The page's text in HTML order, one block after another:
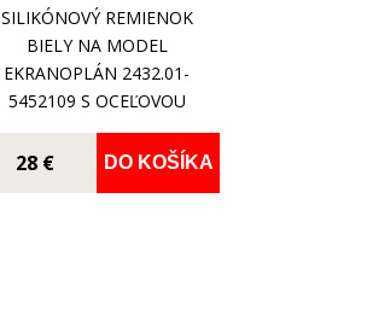
SILIKÓNOVÝ REMIENOK
BIELY NA MODEL
EKRANOPLÁN 2432.01-
5452109 S OCEĽOVOU
MATNOU PRACKOU
28 € DO KOŠÍKA